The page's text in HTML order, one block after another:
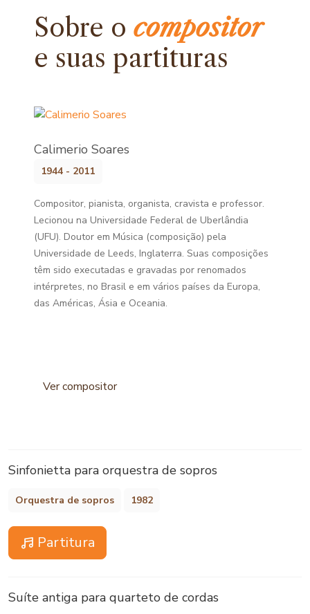
Sobre ocompositor
e suas partituras
Calimerio Soares
1944 - 2011
Compositor, pianista, organista, cravista e professor.
Lecionou na Universidade Federal de Uberlândia
(UFU). Doutor em Música (composição) pela
Universidade de Leeds, Inglaterra. Suas composições
têm sido executadas e gravadas por renomados
intérpretes, no Brasil e em vários países da Europa,
das Américas, Ásia e Oceania.
Ver compositor
Sinfonietta para orquestra de sopros
Orquestra de sopros 1982
Partitura
Suíte antiga para quarteto de cordas